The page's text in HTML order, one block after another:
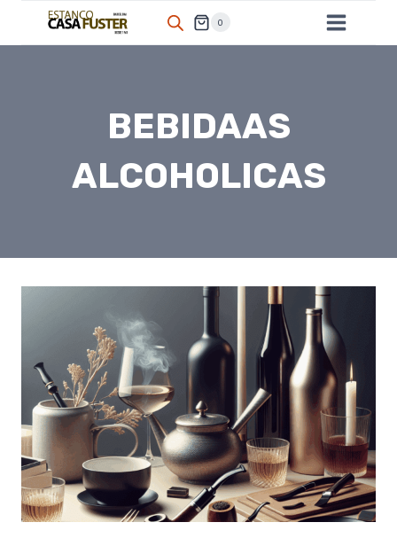
0
BEBIDAAS
ALCOHOLICAS